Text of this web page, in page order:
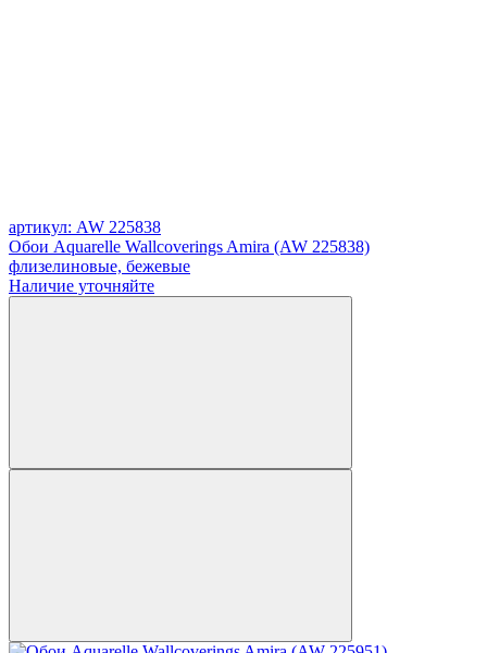
артикул: AW 225838
Обои Aquarelle Wallcoverings Amira (AW 225838)
флизелиновые, бежевые
Наличие уточняйте